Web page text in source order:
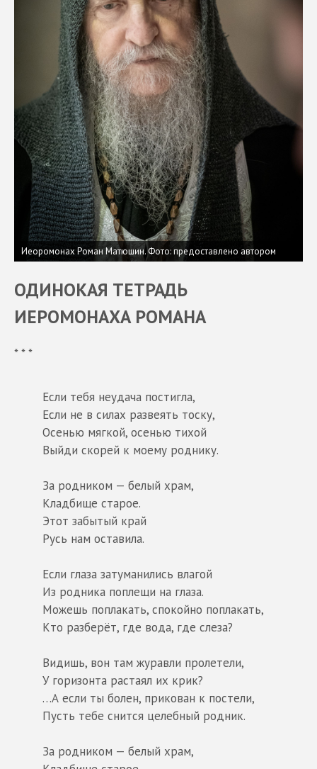
Иеоромонах Роман Матюшин.Фото: предоставлено автором
ОДИНОКАЯ ТЕТРАДЬ
ИЕРОМОНАХА РОМАНА
* * *
Если тебя неудача постигла,
Если не в силах развеять тоску,
Осенью мягкой, осенью тихой
Выйди скорей к моему роднику.
За родником — белый храм,
Кладбище старое.
Этот забытый край
Русь нам оставила.
Если глаза затуманились влагой
Из родника поплещи на глаза.
Можешь поплакать, спокойно поплакать,
Кто разберёт, где вода, где слеза?
Видишь, вон там журавли пролетели,
У горизонта растаял их крик?
…А если ты болен, прикован к постели,
Пусть тебе снится целебный родник.
За родником — белый храм,